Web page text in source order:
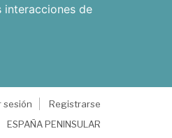
interacciones de
sesión
Registrarse
ESPAÑA PENINSULAR